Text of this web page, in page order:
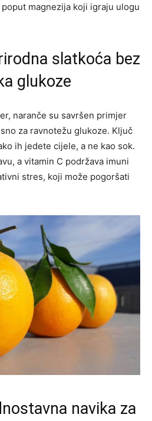
magnezija koji igraju ulogu
slatkoća bez
glukoze
naranče su savršen primjer
za ravnotežu glukoze. Ključ
ih jedete cijele, a ne kao sok.
a vitamin C podržava imuni
stres, koji može pogoršati
navika za